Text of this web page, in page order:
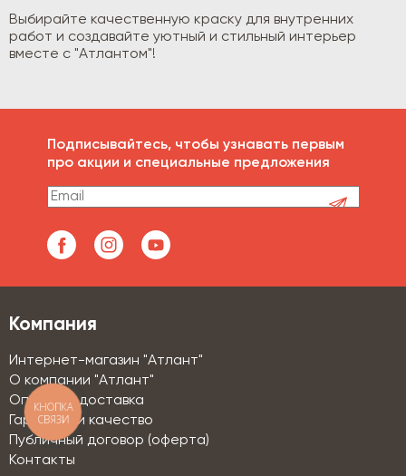
Выбирайте качественную краску для внутренних
работ и создавайте уютный и стильный интерьер
вместе с "Атлантом"!
Подписывайтесь, чтобы узнавать первым
про акции и специальные предложения
Компания
Интернет-магазин "Атлант"
О компании "Атлант"
Оплата и доставка
Гарантии и качество
Публичный договор (оферта)
Контакты
КНОПКА
СВЯЗИ